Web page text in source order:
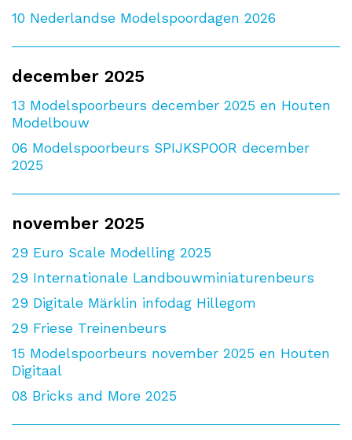
10 Nederlandse Modelspoordagen 2026
december 2025
13 Modelspoorbeurs december 2025 en Houten
Modelbouw
06 Modelspoorbeurs SPIJKSPOOR december
2025
november 2025
29 Euro Scale Modelling 2025
29 Internationale Landbouwminiaturenbeurs
29 Digitale Märklin infodag Hillegom
29 Friese Treinenbeurs
15 Modelspoorbeurs november 2025 en Houten
Digitaal
08 Bricks and More 2025